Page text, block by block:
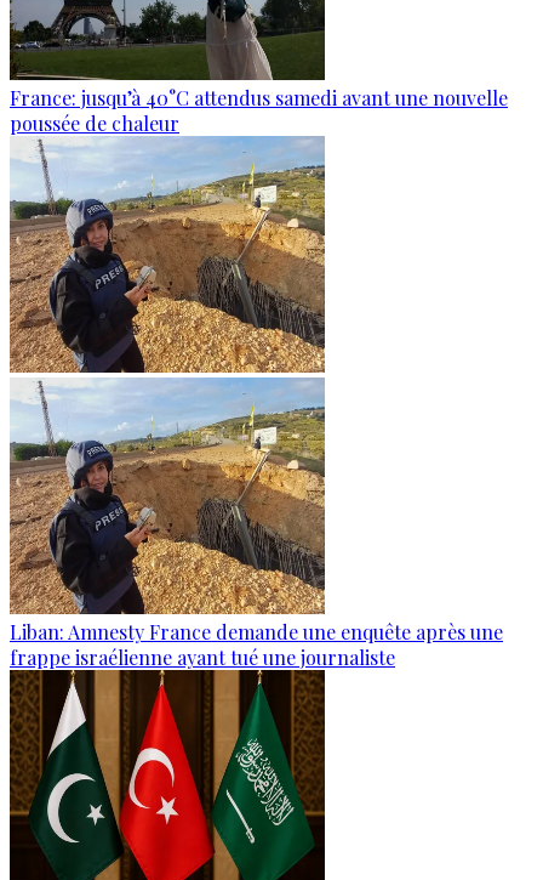
France: jusqu’à 40°C attendus samedi avant une nouvelle
poussée de chaleur
Liban: Amnesty France demande une enquête après une
frappe israélienne ayant tué une journaliste